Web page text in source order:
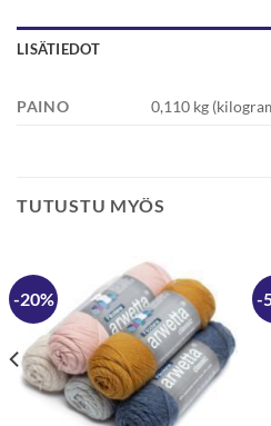
LISÄTIEDOT
PAINO 0,110 kg
TUTUSTU MYÖS
-20% -